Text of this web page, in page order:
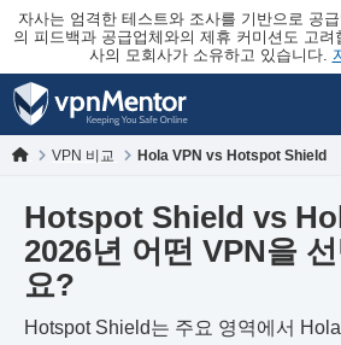
자사는 엄격한 테스트와 조사를 기반으로 공
의 피드백과 공급업체와의 제휴 커미션도 고
사의 모회사가 소유하고 있습니다.
VPN 비교 Hola VPN vs Hotspot Shield
Hotspot Shield vs
2026년 어떤 VPN을
요?
Hotspot Shield는 주요 영역에서